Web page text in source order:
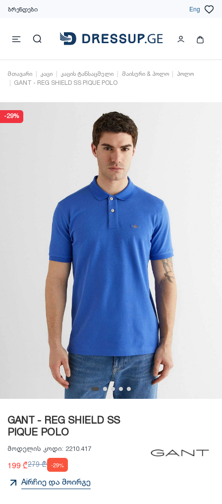
ბრენდები Eng
მთავარი კაცი კაცის ტანსაცმელი მაისური & პოლო
პოლო
GANT - REG SHIELD SS PIQUE POLO
-29%
GANT - REG SHIELD SS
PIQUE POLO
მოდელის კოდი: 2210.417
199 ₾279 ₾ -29%
Aiრჩიე და მოირგე